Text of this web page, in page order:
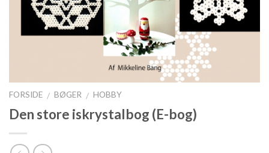
FORSIDE / BØGER / HOBBY
Den store iskrystalbog (E-bog)